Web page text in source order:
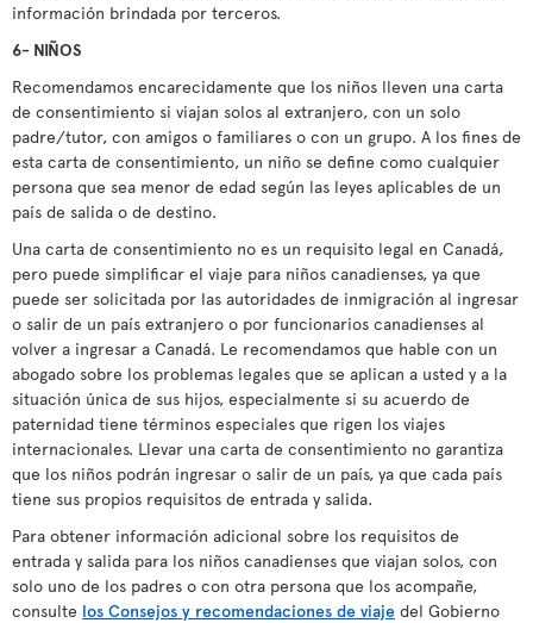
información brindada por terceros.
6- NIÑOS
Recomendamos encarecidamente que los niños lleven una carta
de consentimiento si viajan solos al extranjero, con un solo
padre/tutor, con amigos o familiares o con un grupo. A los fines de
esta carta de consentimiento, un niño se define como cualquier
persona que sea menor de edad según las leyes aplicables de un
país de salida o de destino.
Una carta de consentimiento no es un requisito legal en Canadá,
pero puede simplificar el viaje para niños canadienses, ya que
puede ser solicitada por las autoridades de inmigración al ingresar
o salir de un país extranjero o por funcionarios canadienses al
volver a ingresar a Canadá. Le recomendamos que hable con un
abogado sobre los problemas legales que se aplican a usted y a la
situación única de sus hijos, especialmente si su acuerdo de
paternidad tiene términos especiales que rigen los viajes
internacionales. Llevar una carta de consentimiento no garantiza
que los niños podrán ingresar o salir de un país, ya que cada país
tiene sus propios requisitos de entrada y salida.
Para obtener información adicional sobre los requisitos de
entrada y salida para los niños canadienses que viajan solos, con
solo uno de los padres o con otra persona que los acompañe,
consulte los Consejos y recomendaciones de viaje del Gobierno